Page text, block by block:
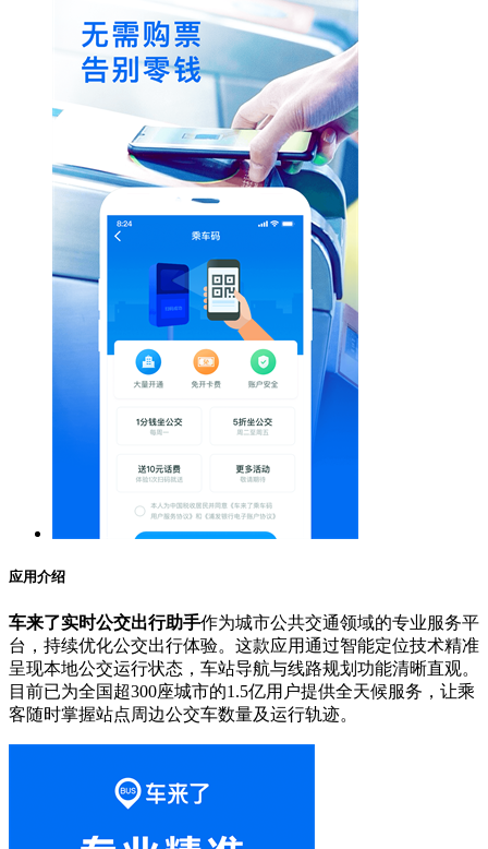
应用介绍
车来了实时公交出行助手作为城市公共交通领域的专业服务平
台，持续优化公交出行体验。这款应用通过智能定位技术精准
呈现本地公交运行状态，车站导航与线路规划功能清晰直观。
目前已为全国超300座城市的1.5亿用户提供全天候服务，让乘
客随时掌握站点周边公交车数量及运行轨迹。